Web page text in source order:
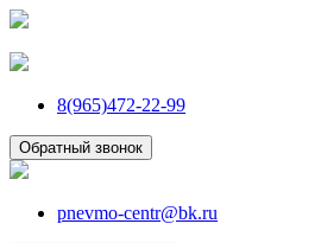
8(965)472-22-99
Обратный звонок
pnevmo-centr@bk.ru